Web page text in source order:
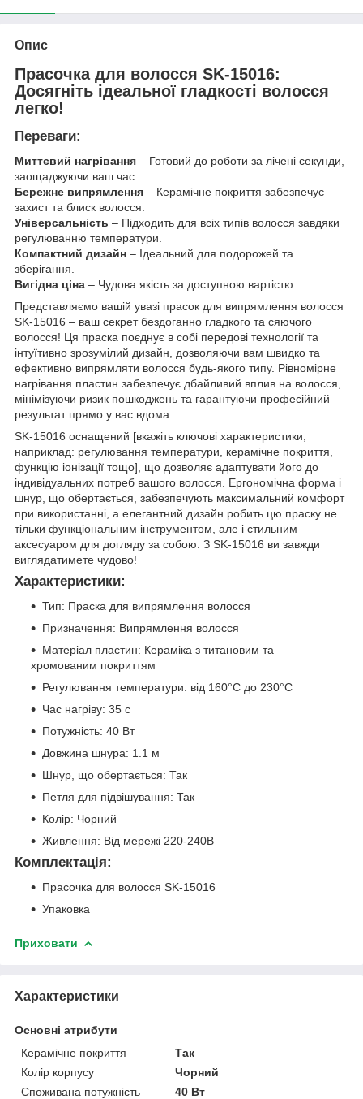
Опис
Прасочка для волосся SK-15016:
Досягніть ідеальної гладкості волосся
легко!
Переваги:
Миттєвий нагрівання – Готовий до роботи за лічені секунди,
заощаджуючи ваш час.
Бережне випрямлення – Керамічне покриття забезпечує
захист та блиск волосся.
Універсальність – Підходить для всіх типів волосся завдяки
регулюванню температури.
Компактний дизайн – Ідеальний для подорожей та
зберігання.
Вигідна ціна – Чудова якість за доступною вартістю.
Представляємо вашій увазі прасок для випрямлення волосся
SK-15016 – ваш секрет бездоганно гладкого та сяючого
волосся! Ця праска поєднує в собі передові технології та
інтуїтивно зрозумілий дизайн, дозволяючи вам швидко та
ефективно випрямляти волосся будь-якого типу. Рівномірне
нагрівання пластин забезпечує дбайливий вплив на волосся,
мінімізуючи ризик пошкоджень та гарантуючи професійний
результат прямо у вас вдома.
SK-15016 оснащений [вкажіть ключові характеристики,
наприклад: регулювання температури, керамічне покриття,
функцію іонізації тощо], що дозволяє адаптувати його до
індивідуальних потреб вашого волосся. Ергономічна форма і
шнур, що обертається, забезпечують максимальний комфорт
при використанні, а елегантний дизайн робить цю праску не
тільки функціональним інструментом, але і стильним
аксесуаром для догляду за собою. З SK-15016 ви завжди
виглядатимете чудово!
Характеристики:
Тип: Праска для випрямлення волосся
Призначення: Випрямлення волосся
Матеріал пластин: Кераміка з титановим та
хромованим покриттям
Регулювання температури: від 160°C до 230°C
Час нагріву: 35 с
Потужність: 40 Вт
Довжина шнура: 1.1 м
Шнур, що обертається: Так
Петля для підвішування: Так
Колір: Чорний
Живлення: Від мережі 220-240В
Комплектація:
Прасочка для волосся SK-15016
Упаковка
Приховати
Характеристики
Основні атрибути
Керамічне покриття
Так
Колір корпусу
Чорний
Споживана потужність
40 Вт